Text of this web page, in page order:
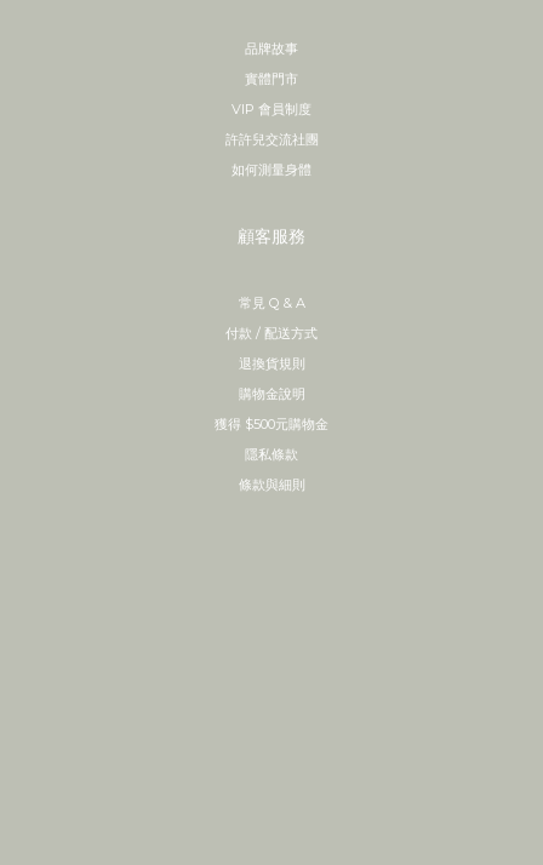
品牌故事
實體門市
VIP 會員制度
許許兒交流社團
如何測量身體
顧客服務
常見 Q & A
付款 / 配送方式
退換貨規則
購物金說明
獲得 $500元購物金
隱私條款
條款與細則